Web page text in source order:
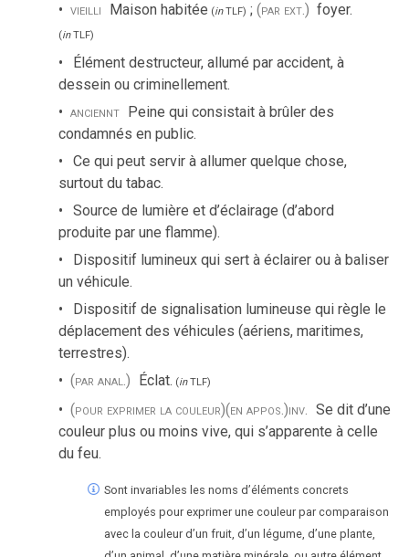
vieilli Maison habitée (inTLF) ; (par ext.) foyer.
(inTLF)
Élément destructeur, allumé par accident, à
dessein ou criminellement.
anciennt Peine qui consistait à brûler des
condamnés en public.
Ce qui peut servir à allumer quelque chose,
surtout du tabac.
Source de lumière et d’éclairage (d’abord
produite par une flamme).
Dispositif lumineux qui sert à éclairer ou à baliser
un véhicule.
Dispositif de signalisation lumineuse qui règle le
déplacement des véhicules (aériens, maritimes,
terrestres).
(par anal.) Éclat. (inTLF)
(pour exprimer la couleur)(en appos.)inv. Se dit d’une
couleur plus ou moins vive, qui s’apparente à celle
du feu.
Sont invariables les noms d’éléments concrets
employés pour exprimer une couleur par comparaison
avec la couleur d’un fruit, d’un légume, d’une plante,